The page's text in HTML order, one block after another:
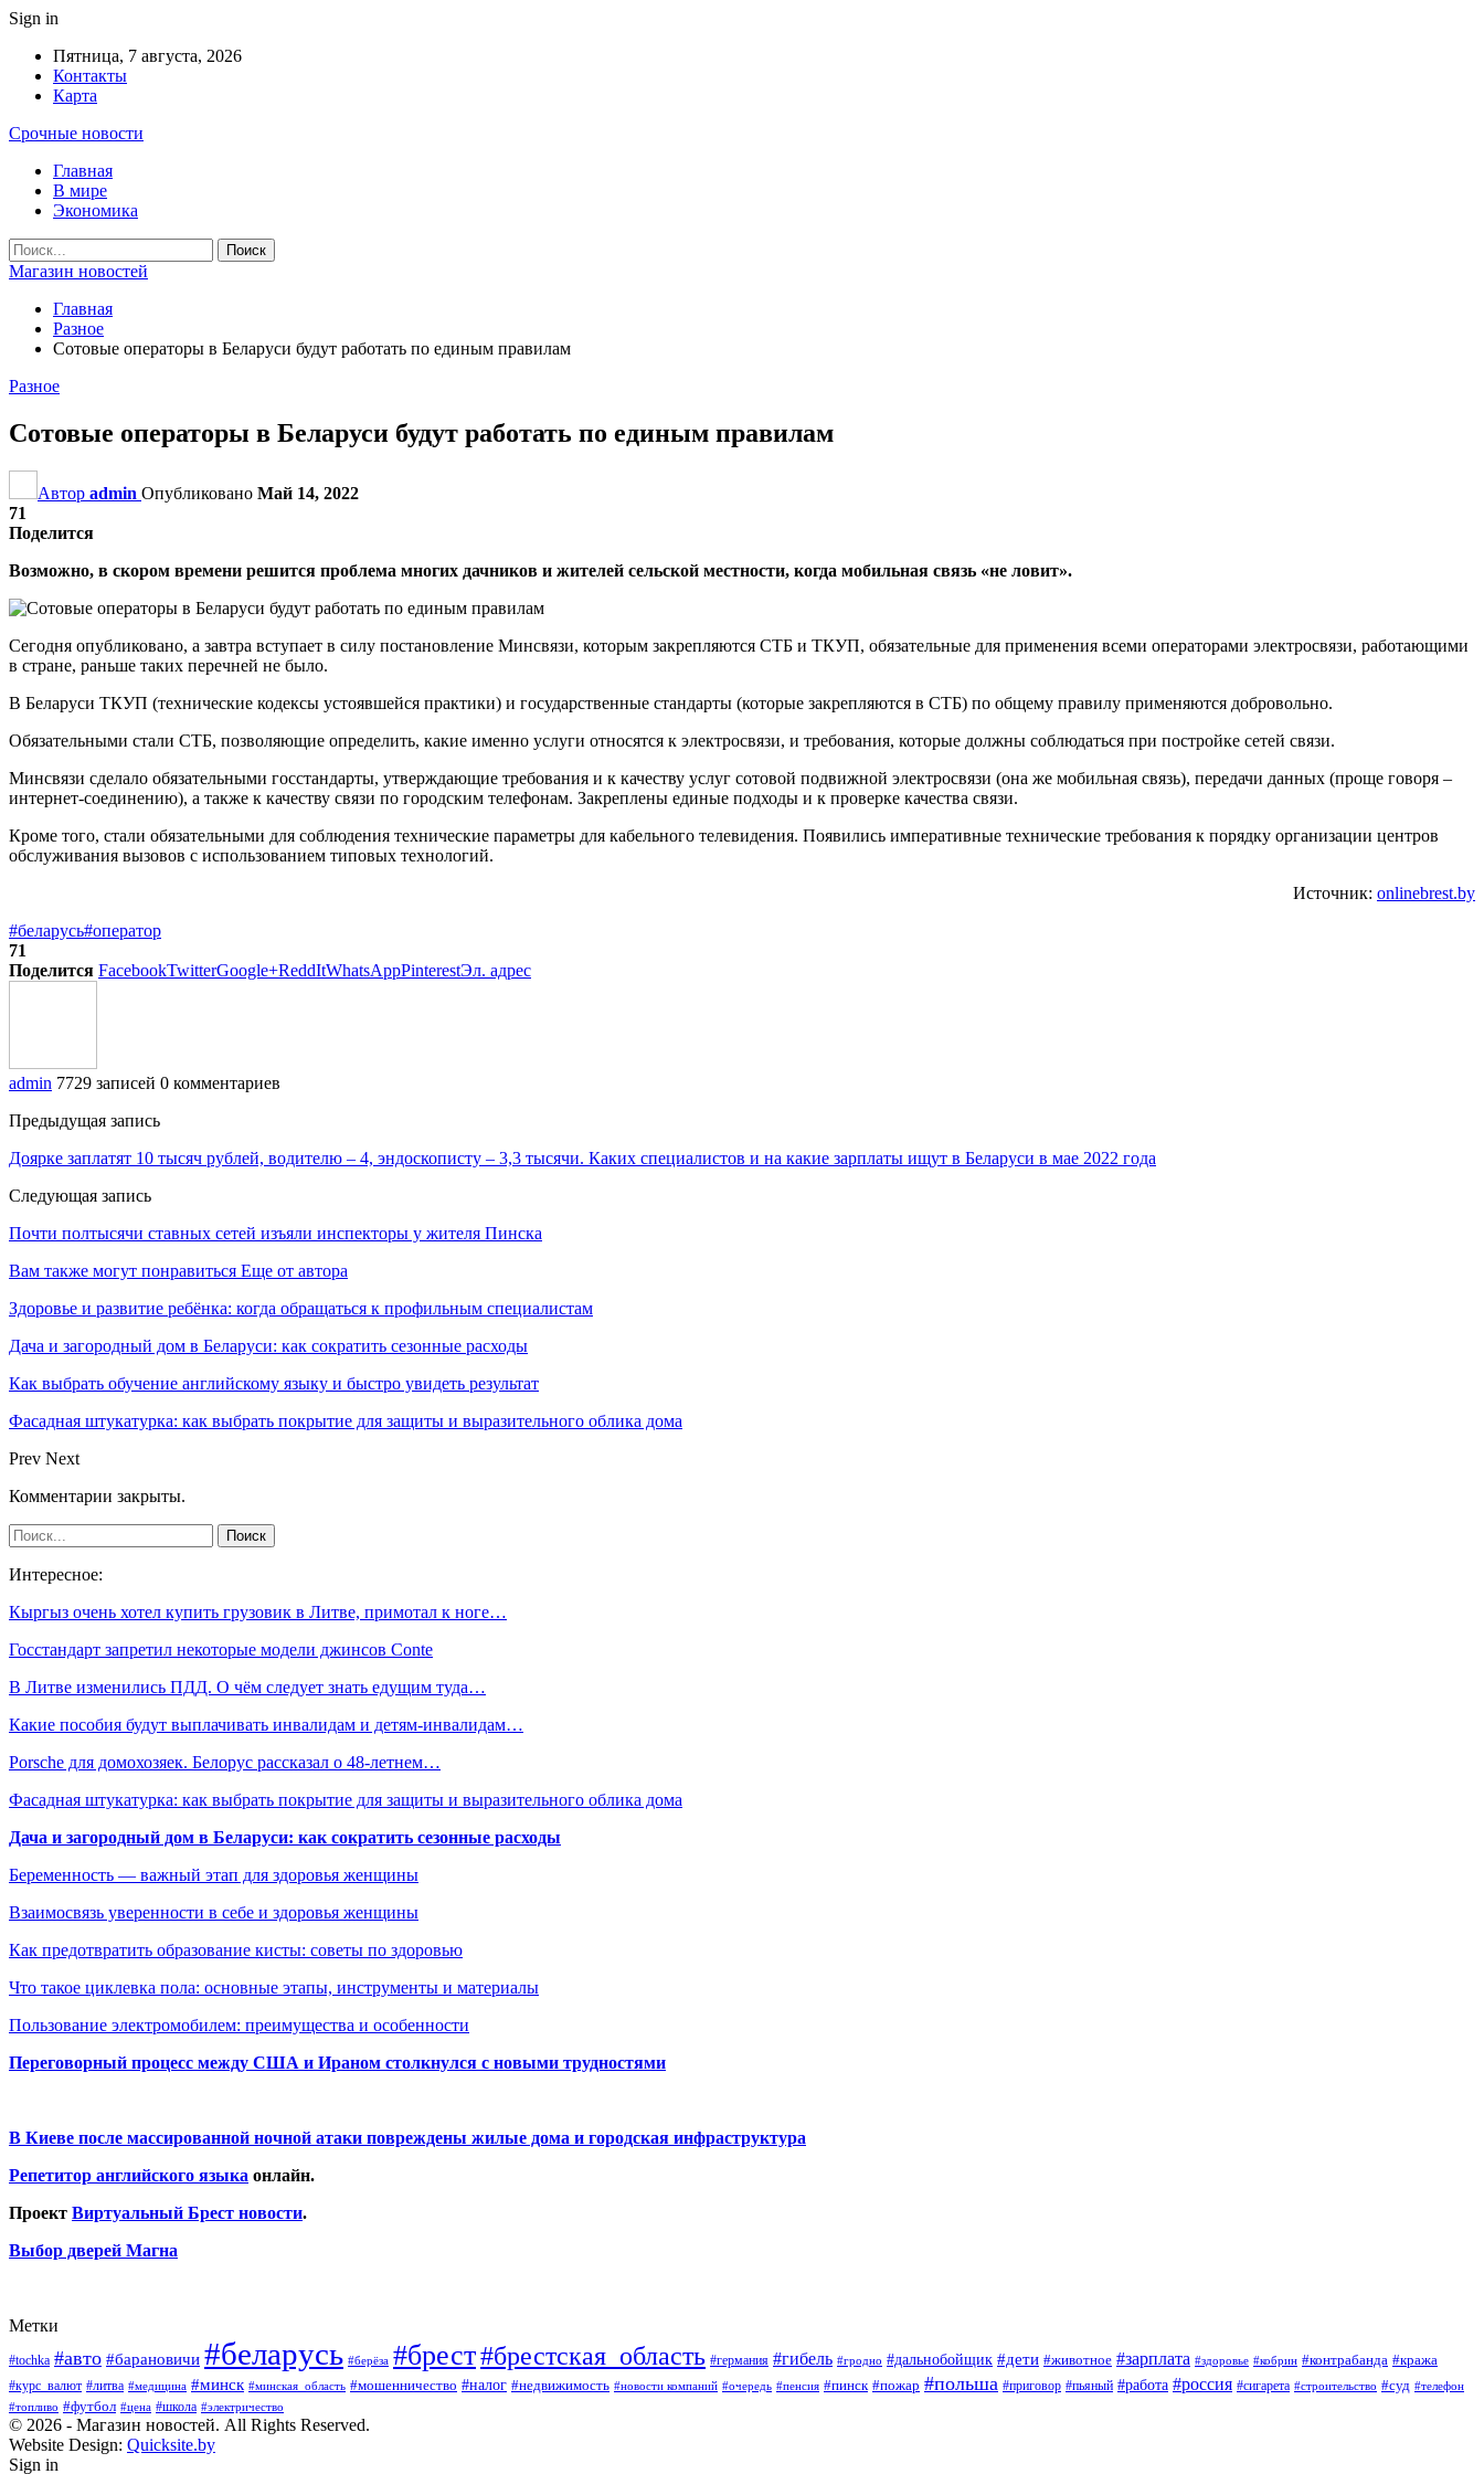
Sign in
Пятница, 7 августа, 2026
Контакты
Карта
Срочные новости
Главная
В мире
Экономика
Магазин новостей
Главная
Разное
Сотовые операторы в Беларуси будут работать по единым правилам
Разное
Сотовые операторы в Беларуси будут работать по единым правилам
Автор admin Опубликовано Май 14, 2022
71
Поделится
Возможно, в скором времени решится проблема многих дачников и жителей сельской местности, когда мобильная связь «не ловит».
Сегодня опубликовано, а завтра вступает в силу постановление Минсвязи, которым закрепляются СТБ и ТКУП, обязательные для применения всеми операторами электросвязи, работающими
в стране, раньше таких перечней не было.
В Беларуси ТКУП (технические кодексы устоявшейся практики) и государственные стандарты (которые закрепляются в СТБ) по общему правилу применяются добровольно.
Обязательными стали СТБ, позволяющие определить, какие именно услуги относятся к электросвязи, и требования, которые должны соблюдаться при постройке сетей связи.
Минсвязи сделало обязательными госстандарты, утверждающие требования и к качеству услуг сотовой подвижной электросвязи (она же мобильная связь), передачи данных (проще говоря –
интернет-соединению), а также к качеству связи по городским телефонам. Закреплены единые подходы и к проверке качества связи.
Кроме того, стали обязательными для соблюдения технические параметры для кабельного телевидения. Появились императивные технические требования к порядку организации центров
обслуживания вызовов с использованием типовых технологий.
Источник: onlinebrest.by
#беларусь#оператор
71
Поделится FacebookTwitterGoogle+ReddItWhatsAppPinterestЭл. адрес
admin 7729 записей 0 комментариев
Предыдущая запись
Доярке заплатят 10 тысяч рублей, водителю – 4, эндоскописту – 3,3 тысячи. Каких специалистов и на какие зарплаты ищут в Беларуси в мае 2022 года
Следующая запись
Почти полтысячи ставных сетей изъяли инспекторы у жителя Пинска
Вам также могут понравиться Еще от автора
Здоровье и развитие ребёнка: когда обращаться к профильным специалистам
Дача и загородный дом в Беларуси: как сократить сезонные расходы
Как выбрать обучение английскому языку и быстро увидеть результат
Фасадная штукатурка: как выбрать покрытие для защиты и выразительного облика дома
Prev Next
Комментарии закрыты.
Интересное:
Кыргыз очень хотел купить грузовик в Литве, примотал к ноге…
Госстандарт запретил некоторые модели джинсов Conte
В Литве изменились ПДД. О чём следует знать едущим туда…
Какие пособия будут выплачивать инвалидам и детям-инвалидам…
Porsche для домохозяек. Белорус рассказал о 48-летнем…
Фасадная штукатурка: как выбрать покрытие для защиты и выразительного облика дома
Дача и загородный дом в Беларуси: как сократить сезонные расходы
Беременность — важный этап для здоровья женщины
Взаимосвязь уверенности в себе и здоровья женщины
Как предотвратить образование кисты: советы по здоровью
Что такое циклевка пола: основные этапы, инструменты и материалы
Пользование электромобилем: преимущества и особенности
Переговорный процесс между США и Ираном столкнулся с новыми трудностями
В Киеве после массированной ночной атаки повреждены жилые дома и городская инфраструктура
Репетитор английского языка онлайн.
Проект Виртуальный Брест новости.
Выбор дверей Магна
Метки
#tochka #авто #барановичи #беларусь #берёза #брест#брестская_область #германия #гибель #гродно #дальнобойщик #дети #животное #зарплата #здоровье #кобрин #контрабанда #кража
#курс_валют #литва #медицина #минск #минская_область #мошенничество #налог #недвижимость #новости компаний #очередь #пенсия #пинск #пожар #польша #приговор #пьяный #работа #россия #сигарета #строительство #суд #телефон
#топливо #футбол #цена #школа #электричество
© 2026 - Магазин новостей. All Rights Reserved.
Website Design: Quicksite.by
Sign in